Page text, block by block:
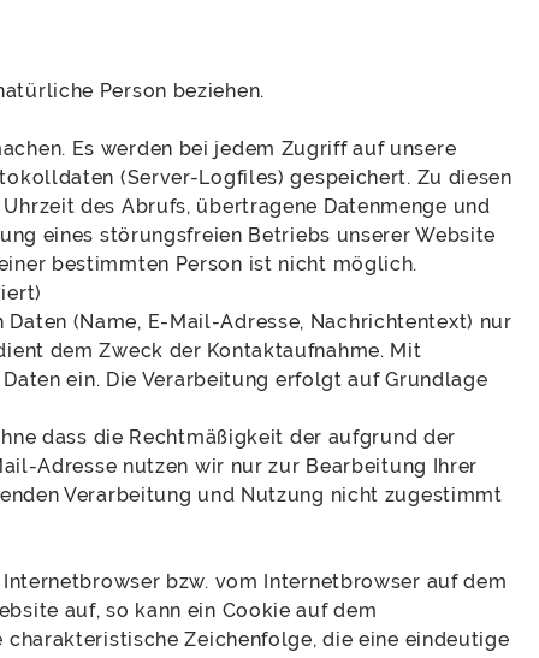
Person beziehen.
Es werden bei jedem Zugriff auf unsere
(Server-Logfiles) gespeichert. Zu diesen
des Abrufs, übertragene Datenmenge und
eines störungsfreien Betriebs unserer Website
bestimmten Person ist nicht möglich.
(Name, E-Mail-Adresse, Nachrichtentext) nur
dem Zweck der Kontaktaufnahme. Mit
ein. Die Verarbeitung erfolgt auf Grundlage
dass die Rechtmäßigkeit der aufgrund der
Adresse nutzen wir nur zur Bearbeitung Ihrer
Verarbeitung und Nutzung nicht zugestimmt
bzw. vom Internetbrowser auf dem
auf, so kann ein Cookie auf dem
Zeichenfolge, die eine eindeutige